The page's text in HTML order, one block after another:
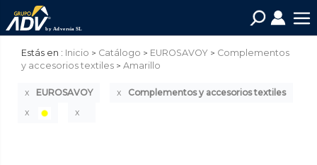
Estás en : Inicio Catálogo EUROSAVOY
Complementos
y accesorios textiles
Amarillo
EUROSAVOY Complementos y accesorios textiles